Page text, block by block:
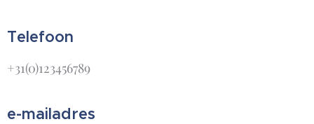
Telefoon
+31(0)123456789
e-mailadres